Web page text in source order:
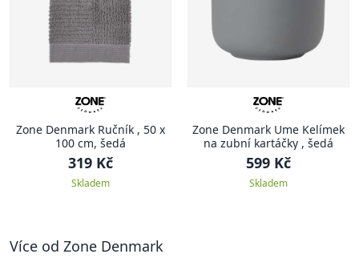
Zone Denmark Ručník , 50 x
100 cm, šedá
319 Kč
Skladem
Zone Denmark Ume Kelímek
na zubní kartáčky , šedá
599 Kč
Skladem
Více od Zone Denmark